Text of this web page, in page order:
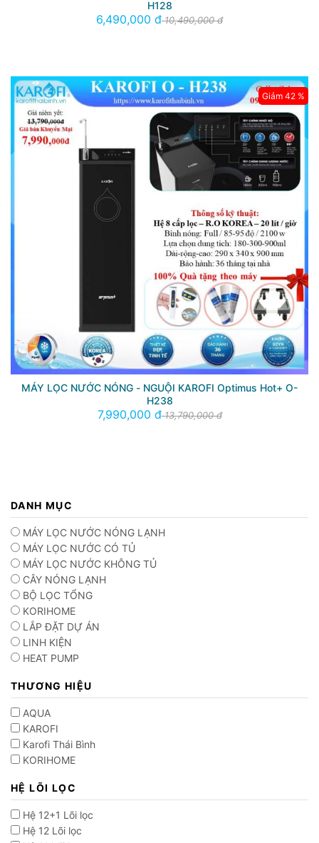
H128
6,490,000 đ10,490,000 đ
MÁY LỌC NƯỚC NÓNG - NGUỘI KAROFI Optimus Hot+ O-
H238
7,990,000 đ13,790,000 đ
Giảm 42 %
DANH MỤC
MÁY LỌC NƯỚC NÓNG LẠNH
MÁY LỌC NƯỚC CÓ TỦ
MÁY LỌC NƯỚC KHÔNG TỦ
CÂY NÓNG LẠNH
BỘ LỌC TỔNG
KORIHOME
LẮP ĐẶT DỰ ÁN
LINH KIỆN
HEAT PUMP
THƯƠNG HIỆU
AQUA
KAROFI
Karofi Thái Bình
KORIHOME
HỆ LÕI LỌC
Hệ 12+1 Lõi lọc
Hệ 12 Lõi lọc